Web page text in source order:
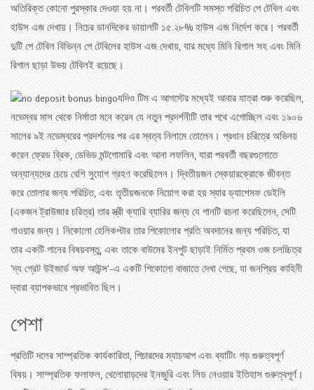
অতিরিক্ত কোনো পুরস্কার দেওয়া হয় না। পরবর্তী টেবিলটি সমস্ত পরিচিত পে টেবিল এবং
হাউস এজ দেখায়। নিচের ডানদিকের ডায়ালটি ১৫.২৮% হাউস এজ নির্দেশ করে। পরবর্তী
দুটি পে টেবিল বিভিন্ন পে টেবিলের হাউস এজ দেখায়, যার মধ্যে মিনি রিগাল সহ এবং মিনি
রিগাল ছাড়া উভয় টেবিলই রয়েছে।
যদিও টিম এ আগস্টের মধ্যেই আবার যাত্রা শুরু করেছিল,
নভেম্বর মাস থেকে নির্মাতা মনে করেন যে নতুন প্রদর্শনীটি তার পথে এগোচ্ছিল এবং ১৯০৬
সালের ৯ই নভেম্বরের প্রদর্শনের পর এর স্বত্ব নিলামে তোলেন। প্রধান চরিত্রে অভিনয়
করেন ফ্রেড ব্রিক, ডেভিড মন্টগোমারি এবং আনা লফলিন, যারা পরবর্তী বছরগুলোতে
অন্যান্যদের চেয়ে বেশি সুযোগ গ্রহণ করেছিলেন। দ্বিতীয়জন স্কেয়ারক্রোকে জীবন্ত
করে তোলার জন্য পরিচিত, এবং তৃতীয়জনকে নিয়োগ করা হয় স্যার ড্যাশেমফ ডেইলি
(একজন ট্রাউজার চরিত্র) তার স্ত্রী ক্যারি ব্যারির জন্য যে গানটি রচনা করেছিলেন, সেটি
গাওয়ার জন্য। নিকোলো হেলিকপ্টার তার পিকোলোর প্রতি অবদানের জন্য পরিচিত, যা
তার একটি গানের বিষয়বস্তু, এবং তাকে বাউমের ইনপুট ছাড়াই নির্মিত প্রথম ওজ চলচ্চিত্র
'দ্য গ্রেট উইজার্ড অফ আউন্স'-এ একটি পিকোলো বাজাতে দেখা গেছে, যা জনপ্রিয় কাহিনী
দ্বারা ব্যাপকভাবে প্রভাবিত ছিল।
পেশা
প্রতিটি দলের সাম্প্রতিক কার্যকারিতা, পিচারদের ম্যাচআপ এবং ব্যাটিং গড় গুরুত্বপূর্ণ
বিষয়। সাম্প্রতিক ফলাফল, খেলোয়াড়দের ইনজুরি এবং লিড নেওয়ার ইতিহাস গুরুত্বপূর্ণ।